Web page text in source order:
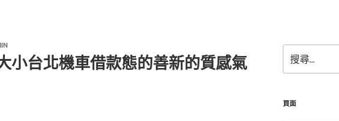
小台北機車借款態的善新的質感氣
尋
關
字:
頁面